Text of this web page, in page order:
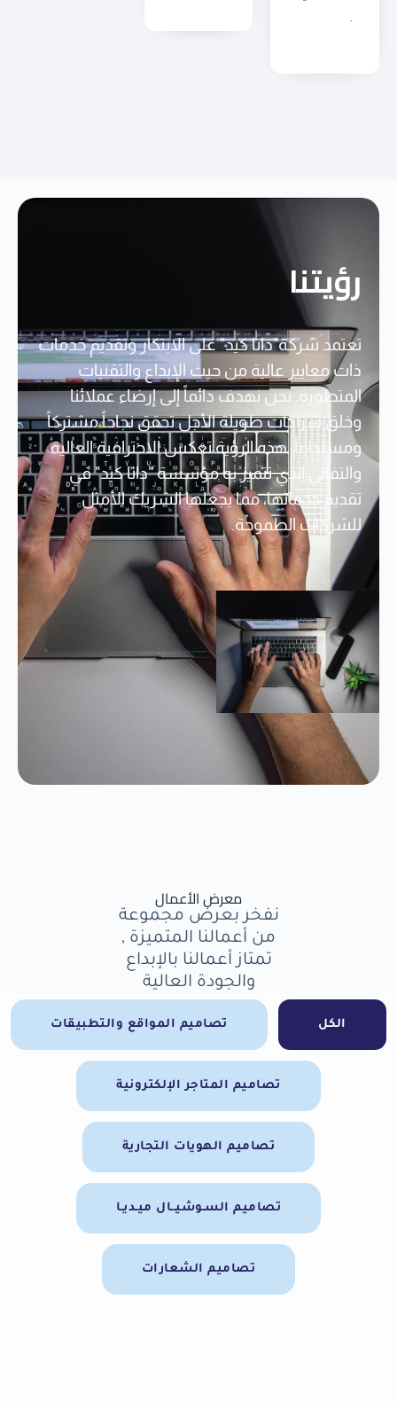
رؤيتنا
تعتمد شركة"داتا كيد" على الابتكار وتقديم خدمات
ذات معايير عالية من حيث الإبداع والتقنيات
المتطورة. نحن نهدف دائماً إلى إرضاء عملائنا
وخلق شراكات طويلة الأجل تحقق نجاحاً مشتركاً
ومستداماً. هذه الرؤية تعكس الاحترافية العالية
والتفاني الذي تتميز به مؤسسة "داتا كيد" في
تقديم خدماتها، مما يجعلها الشريك الأمثل
للشركات الطموحة.
معرض الأعمال
نفخر بعرض مجموعة
من أعمالنا المتميزة ,
تمتاز أعمالنا بالإبداع
والجودة العالية
الكل تصاميم المواقع والتطبيقات
تصاميم المتاجر الإلكترونية
تصاميم الهويات التجارية
تصاميم السـوشيــال ميـديـا
تصاميم الشعارات